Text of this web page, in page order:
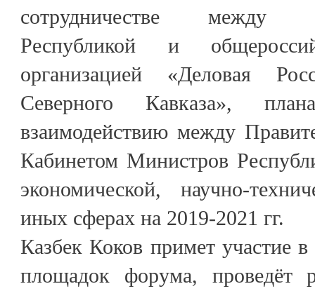
сотрудничестве между
Республикой и
организацией «Деловая
Северного Кавказа»,
взаимодействию между
Кабинетом Министров
экономической, научно-
иных сферах на 2019-2021 гг.
Казбек Коков примет участие
площадок форума, проведёт